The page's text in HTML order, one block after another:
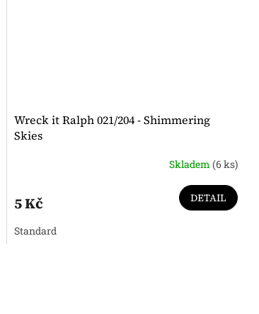
Wreck it Ralph 021/204 - Shimmering
Skies
Skladem (6 ks)
5 Kč DETAIL
Standard